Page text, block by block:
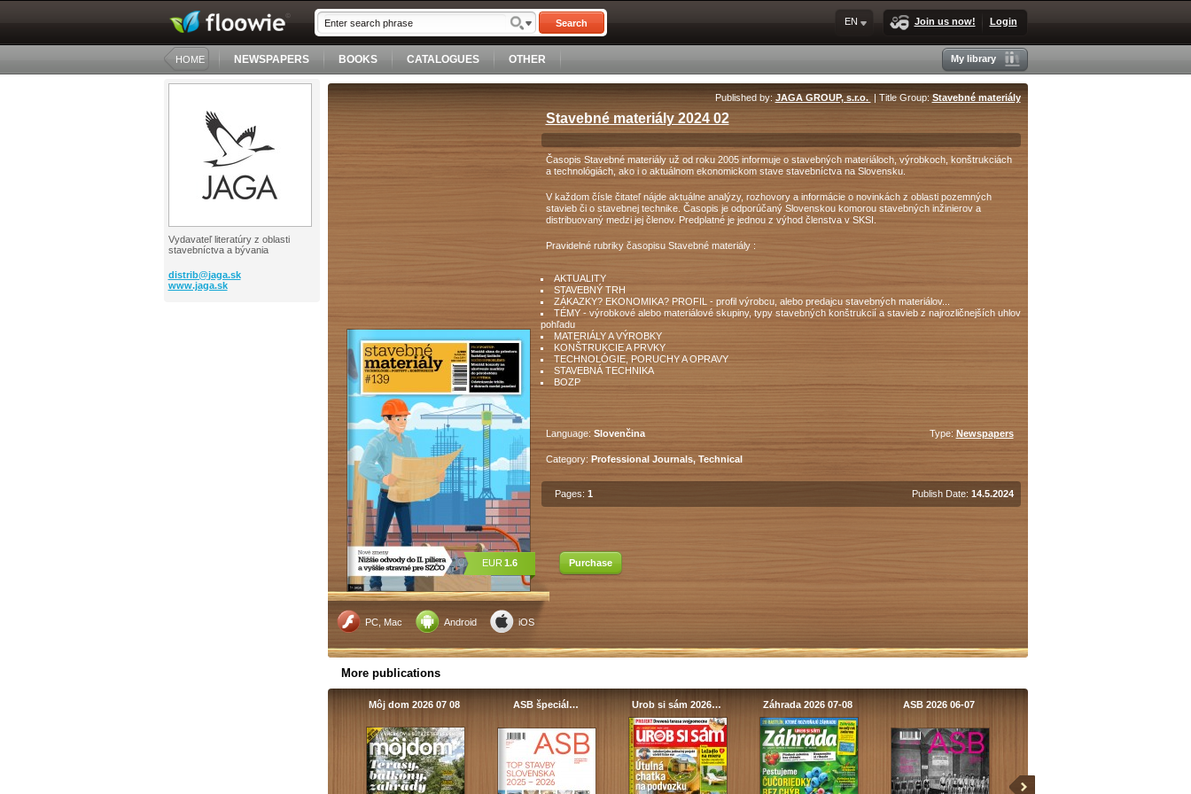
Search Join us now! Login
EN
HOME NEWSPAPERS BOOKS CATALOGUES OTHER My library
Vydavateľ literatúry z oblasti
stavebníctva a bývania
distrib@jaga.sk
www.jaga.sk
PC, Mac Android iOS
EUR 1.6
Published by: JAGA GROUP, s.r.o. | Title Group: Stavebné materiály
Stavebné materiály 2024 02
Časopis Stavebné materiály už od roku 2005 informuje o stavebných materiáloch, výrobkoch, konštrukciách
a technológiách, ako i o aktuálnom ekonomickom stave stavebníctva na Slovensku.
V každom čísle čitateľ nájde aktuálne analýzy, rozhovory a informácie o novinkách z oblasti pozemných
stavieb či o stavebnej technike. Časopis je odporúčaný Slovenskou komorou stavebných inžinierov a
distribuovaný medzi jej členov. Predplatné je jednou z výhod členstva v SKSI.
Pravidelné rubriky časopisu Stavebné materiály :
AKTUALITY
STAVEBNÝ TRH
ZÁKAZKY? EKONOMIKA? PROFIL - profil výrobcu, alebo predajcu stavebných materiálov...
TÉMY - výrobkové alebo materiálové skupiny, typy stavebných konštrukcií a stavieb z najrozličnejších uhlov
pohľadu
MATERIÁLY A VÝROBKY
KONŠTRUKCIE A PRVKY
TECHNOLÓGIE, PORUCHY A OPRAVY
STAVEBNÁ TECHNIKA
BOZP
Language: Slovenčina Type: Newspapers
Category: Professional Journals, Technical
Pages: 1 Publish Date: 14.5.2024
Purchase
More publications
Môj dom 2026 07 08 ASB špeciál… Urob si sám 2026… Záhrada 2026 07-08 ASB 2026 06-07